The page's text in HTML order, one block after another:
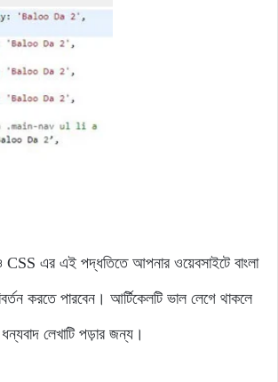
এর এই পদ্ধতিতে আপনার ওয়েবসাইটে বাংলা
করতে পারবেন। আর্টিকেলটি ভাল লেগে থাকলে
লেখাটি পড়ার জন্য।